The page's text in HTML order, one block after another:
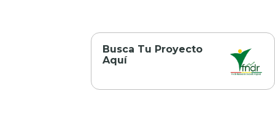
Busca Tu Proyecto
Aquí